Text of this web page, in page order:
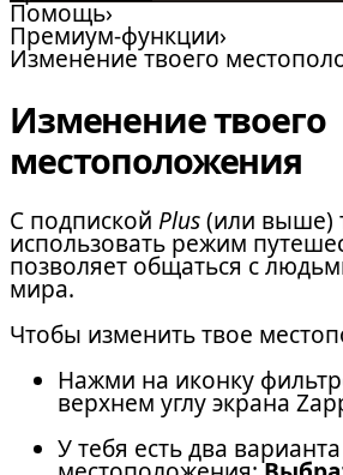
Помощь›
Премиум-функции›
Изменение твоего
Изменение твоего
местоположения
С подпиской Plus(или
использовать режим
позволяет общаться с
мира.
Чтобы изменить твое
Нажми на иконку
верхнем углу экрана
У тебя есть два